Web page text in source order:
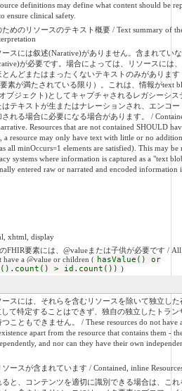
definitions may define what content should be
ensure clinical safety.
ためのリソースのテキスト概要 / Text summary of
スには叙述(Narative)がありません。含まれてい
が必要です。場合によっては、リソースには
んどまたはまったくないテキストのみがあります
素が満たされている限り）。これは、情報がtext
ブジェクト)としてキャプチャされるレガシーシス
テキストが生またはナレーションされ、エンコー
れる場合に必要になる場合があります。 /
Resources that are not contained SHOULD
a resource may only have text with little or no
all minOccurs=1 elements are satisfied). This may be
systems where information is captured as a "text
entered raw or narrated and encoded information
xhtml, display
FHIR要素には、@valueまたは子供が必要です /
have a @value or children ( hasValue() or
> id.count()) )
ースには、それらを含むリソースを除いて独立した
して特定することはできず、独自の独立したトラン
こともできません。 / These resources do not have
apart from the resource that contains them -
and nor can they have their own
ースが含まれています / Contained, inline
と、コンテンツを適切に識別できる場合は、これ